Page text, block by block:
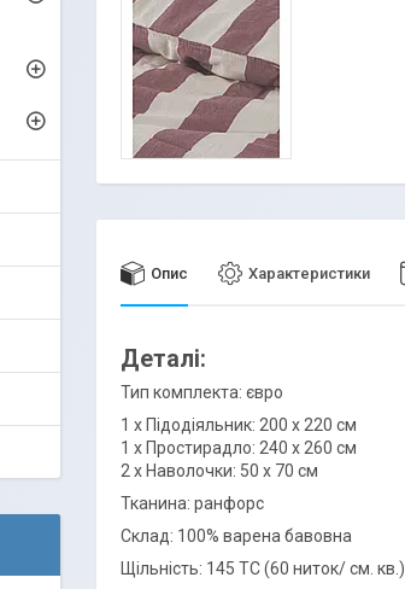
Опис Характеристики
Деталі:
Тип комплекта: євро
1 х Підодіяльник: 200 х 220 см
1 х Простирадло: 240 х 260 см
2 х Наволочки: 50 х 70 см
Тканина: ранфорс
Склад: 100% варена бавовна
Щільність: 145 TC (60 ниток/ см. кв.)